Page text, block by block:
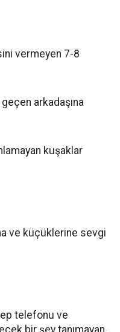
vermeyen 7-8
arkadaşına
kuşaklar
ve küçüklerine sevgi
telefonu ve
bir şey tanımayan,